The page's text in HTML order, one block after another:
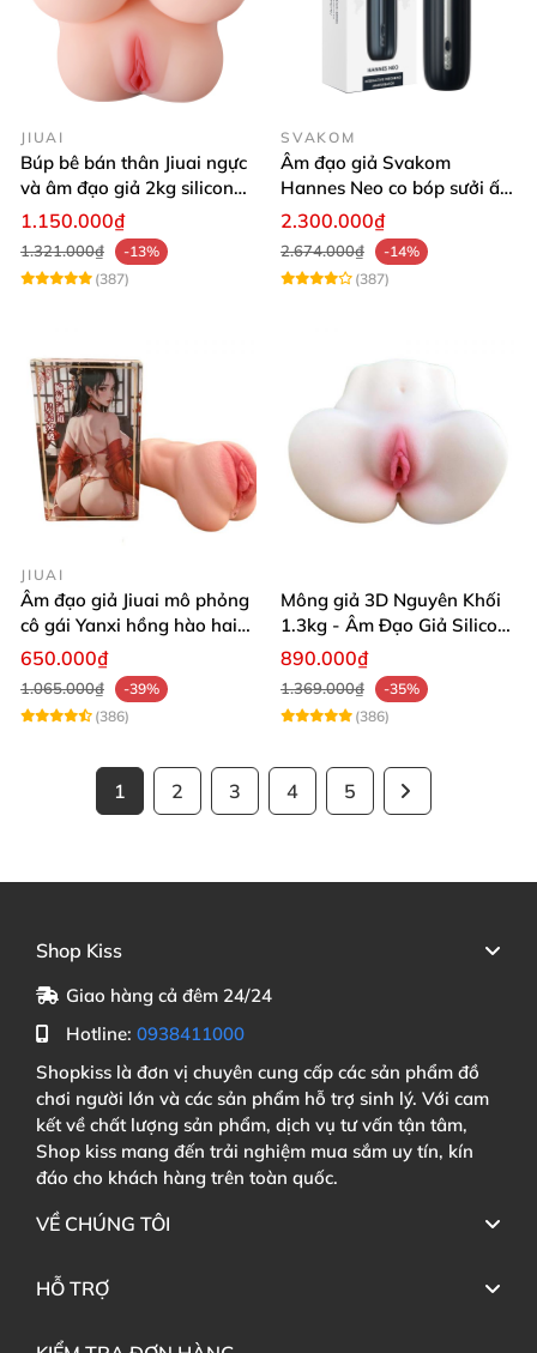
JIUAI
Búp bê bán thân Jiuai ngực
và âm đạo giả 2kg silicon
nguyên khối cao cấp
1.150.000₫
1.321.000₫
-13%
(387)
SVAKOM
Âm đạo giả Svakom
Hannes Neo co bóp sưởi ấm
tiện lợi điều khiển app
2.300.000₫
2.674.000₫
-14%
(387)
JIUAI
Âm đạo giả Jiuai mô phỏng
cô gái Yanxi hồng hào hai
lỗ bướm giả cầm tay 610g
650.000₫
1.065.000₫
-39%
(386)
Mông giả 3D Nguyên Khối
1.3kg - Âm Đạo Giả Silicon
Siêu Mềm 2 Lỗ Nằm Ngửa
890.000₫
1.369.000₫
-35%
(386)
1 2 3 4 5
Shop Kiss
Giao hàng cả đêm 24/24
Hotline: 0938411000
Shopkiss là đơn vị chuyên cung cấp các sản phẩm đồ
chơi người lớn và các sản phẩm hỗ trợ sinh lý. Với cam
kết về chất lượng sản phẩm, dịch vụ tư vấn tận tâm,
Shop kiss mang đến trải nghiệm mua sắm uy tín, kín
đáo cho khách hàng trên toàn quốc.
VỀ CHÚNG TÔI
HỖ TRỢ